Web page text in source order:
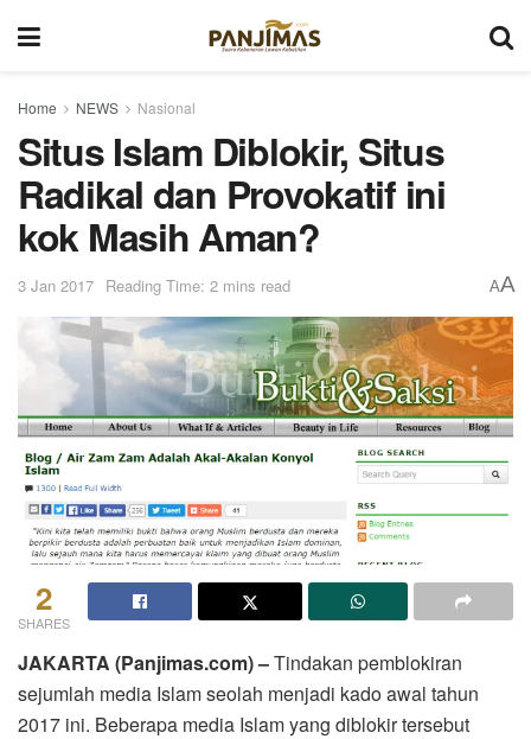
Home NEWS Nasional
Situs Islam Diblokir, Situs
Radikal dan Provokatif ini
kok Masih Aman?
3 Jan 2017 Reading Time: 2 mins read AA
2
SHARES
JAKARTA (Panjimas.com) –Tindakan pemblokiran
sejumlah media Islam seolah menjadi kado awal tahun
2017 ini. Beberapa media Islam yang diblokir tersebut